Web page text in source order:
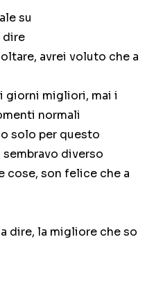
su
dire
avrei voluto che a
giorni migliori, mai i
normali
solo per questo
diverso
cose, son felice che a
dire, la migliore che so